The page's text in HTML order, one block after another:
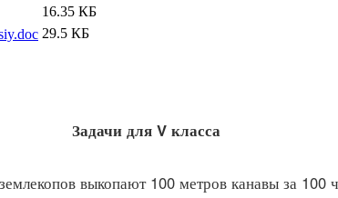
16.35 КБ
29.5 КБ
Задачи для V класса
выкопают 100 метров канавы за 100